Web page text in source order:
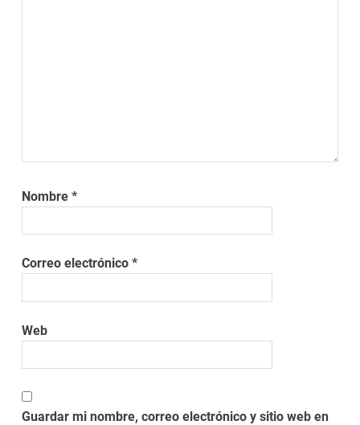
Nombre*
Correo electrónico*
Web
Guardar mi nombre, correo electrónico y sitio web en